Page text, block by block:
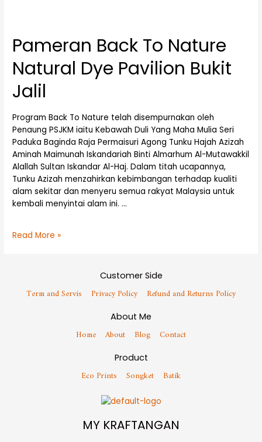
Pameran Back To Nature
Natural Dye Pavilion Bukit
Jalil
Program Back To Nature telah disempurnakan oleh
Penaung PSJKM iaitu Kebawah Duli Yang Maha Mulia Seri
Paduka Baginda Raja Permaisuri Agong Tunku Hajah Azizah
Aminah Maimunah Iskandariah Binti Almarhum Al-Mutawakkil
Alallah Sultan Iskandar Al-Haj. Dalam titah ucapannya,
Tunku Azizah menzahirkan kebimbangan terhadap kualiti
alam sekitar dan menyeru semua rakyat Malaysia untuk
kembali menyintai alam ini. …
Read More »
Customer Side
Term and Servis Privacy Policy Refund and Returns Policy
About Me
Home About Blog Contact
Product
Eco Prints Songket Batik
MY KRAFTANGAN